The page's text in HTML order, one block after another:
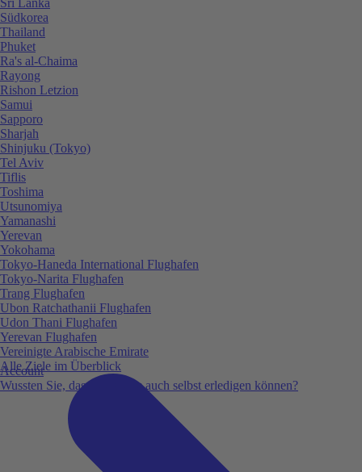
Account
Wussten Sie, dass Sie vieles auch selbst erledigen können?
Südkorea
Thailand
Phuket
Ra's al-Chaima
Rayong
Rishon Letzion
Samui
Sapporo
Sharjah
Shinjuku (Tokyo)
Tel Aviv
Tiflis
Toshima
Utsunomiya
Yamanashi
Yerevan
Yokohama
Tokyo-Haneda International Flughafen
Tokyo-Narita Flughafen
Trang Flughafen
Ubon Ratchathanii Flughafen
Udon Thani Flughafen
Yerevan Flughafen
Vereinigte Arabische Emirate
Alle Ziele im Überblick